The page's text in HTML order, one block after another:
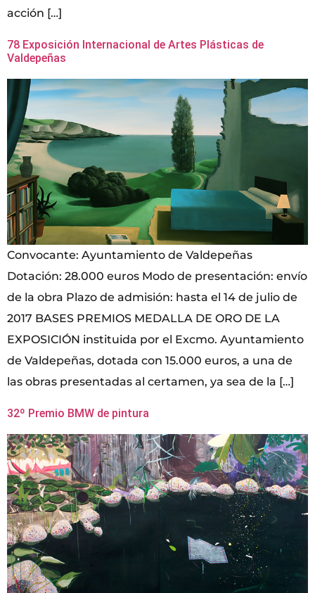
acción […]
78 Exposición Internacional de Artes Plásticas de
Valdepeñas
Convocante: Ayuntamiento de Valdepeñas
Dotación: 28.000 euros Modo de presentación: envío
de la obra Plazo de admisión: hasta el 14 de julio de
2017 BASES PREMIOS MEDALLA DE ORO DE LA
EXPOSICIÓN instituida por el Excmo. Ayuntamiento
de Valdepeñas, dotada con 15.000 euros, a una de
las obras presentadas al certamen, ya sea de la […]
32º Premio BMW de pintura